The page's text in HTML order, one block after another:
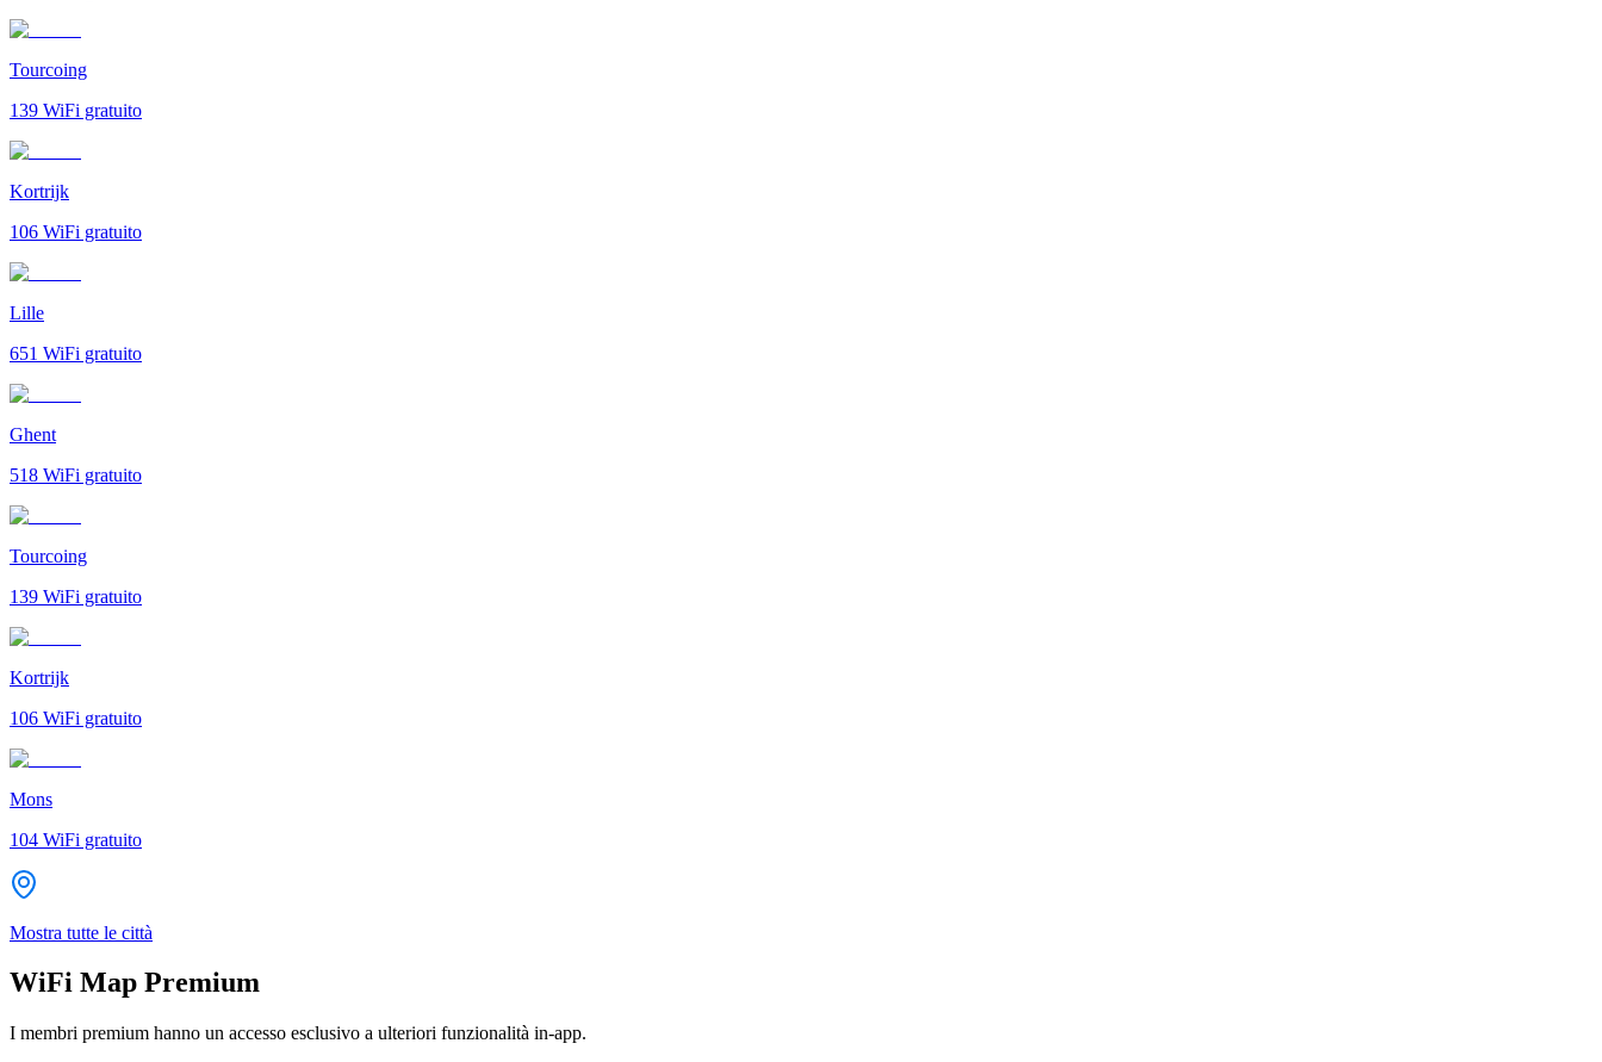
Tourcoing
139 WiFi gratuito
Kortrijk
106 WiFi gratuito
Lille
651 WiFi gratuito
Ghent
518 WiFi gratuito
Tourcoing
139 WiFi gratuito
Kortrijk
106 WiFi gratuito
Mons
104 WiFi gratuito
Mostra tutte le città
WiFi Map Premium
I membri premium hanno un accesso esclusivo a ulteriori funzionalità in-app.